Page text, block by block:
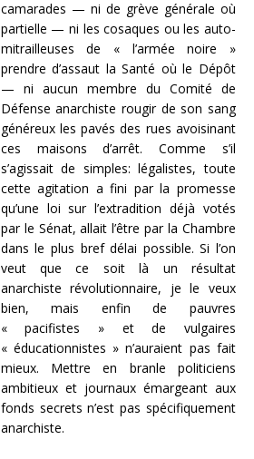
camarades — ni de grève générale où
partielle — ni les cosaques ou les auto-
mitrailleuses de « l’armée noire »
prendre d’assaut la Santé où le Dépôt
— ni aucun membre du Comité de
Défense anarchiste rougir de son sang
généreux les pavés des rues avoisinant
ces maisons d’arrêt. Comme s’il
s’agissait de simples: légalistes, toute
cette agitation a fini par la promesse
qu’une loi sur l’extradition déjà votés
par le Sénat, allait l’être par la Chambre
dans le plus bref délai possible. Si l’on
veut que ce soit là un résultat
anarchiste révolutionnaire, je le veux
bien, mais enfin de pauvres
« pacifistes » et de vulgaires
« éducationnistes » n’auraient pas fait
mieux. Mettre en branle politiciens
ambitieux et journaux émargeant aux
fonds secrets n’est pas spécifiquement
anarchiste.